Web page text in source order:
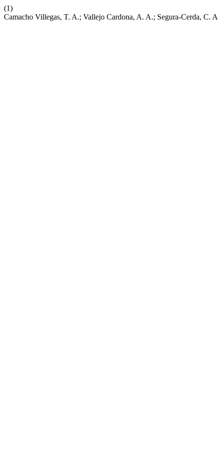
(1)
Camacho Villegas, T. A.; Vallejo Cardona, A. A.; Segura-Cerda, C.